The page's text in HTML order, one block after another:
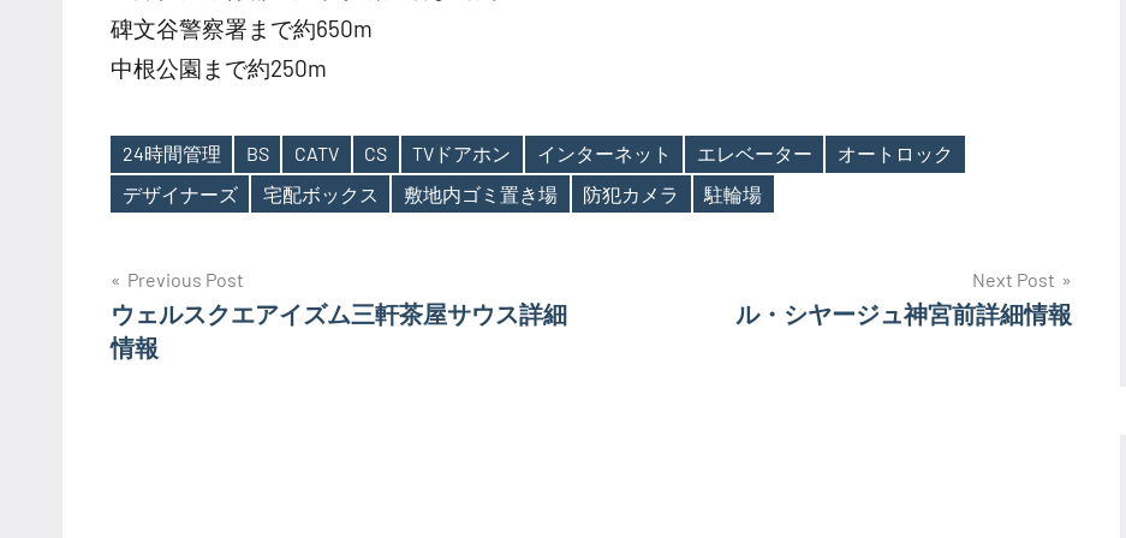
碑文谷警察署まで約650m
中根公園まで約250m
Tags
24時間管理 BS CATV CS TVドアホン インターネット エレベーター
オートロック
デザイナーズ
宅配ボックス 敷地内ゴミ置き場 防犯カメラ 駐輪場
投
稿
Previous Post
ウェルスクエアイズム三軒茶屋サウス詳細
情報
Next Post
ル・シヤージュ神宮前詳細情報